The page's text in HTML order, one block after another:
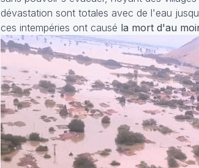
dévastation sont totales avec de l'eau
ces intempéries ont causé la mort d'au